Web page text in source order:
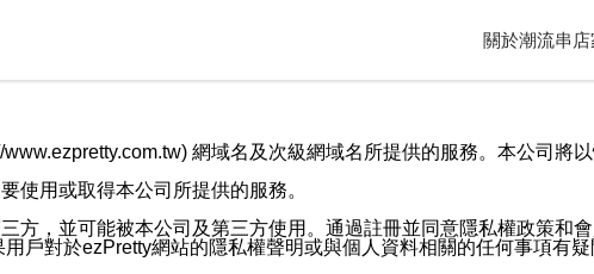
關於潮流串
網域名及次級網域名所提供的服務。本公司將
使用或取得本公司所提供的服務。
，並可能被本公司及第三方使用。通過註冊並同意隱私權政策和
戶對於ezPretty網站的隱私權聲明或與個人資料相關的任何事項有